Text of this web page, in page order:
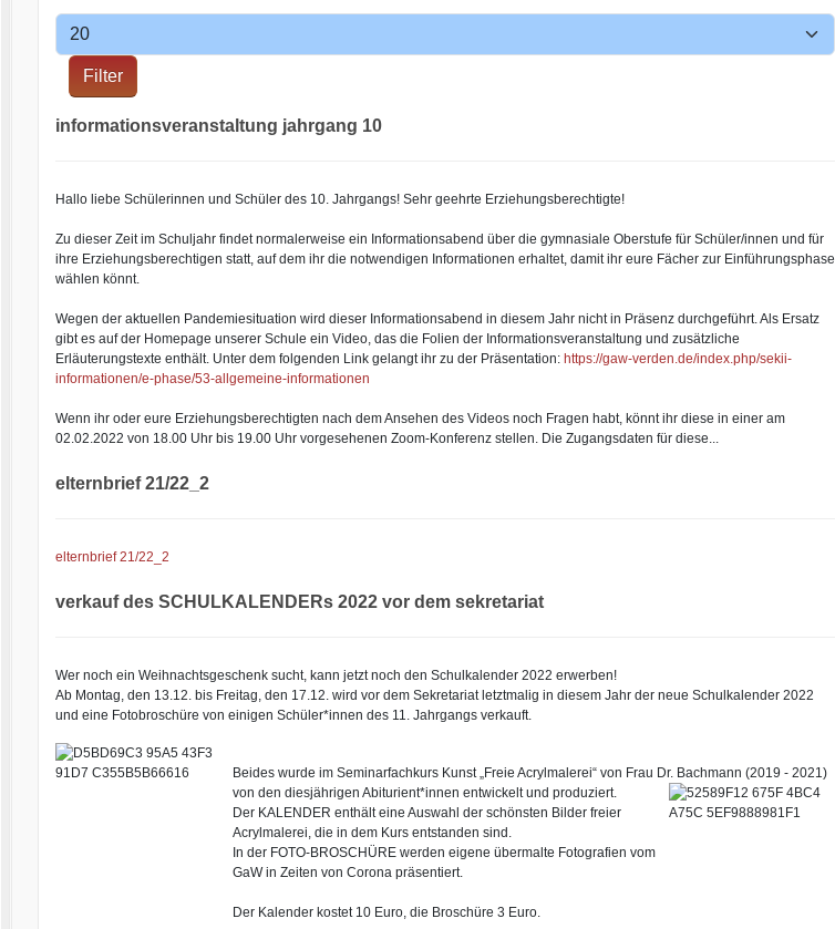
Filter
informationsveranstaltung jahrgang 10
Hallo liebe Schülerinnen und Schüler des 10. Jahrgangs! Sehr geehrte Erziehungsberechtigte!
Zu dieser Zeit im Schuljahr findet normalerweise ein Informationsabend über die gymnasiale Oberstufe für Schüler/innen und für
ihre Erziehungsberechtigen statt, auf dem ihr die notwendigen Informationen erhaltet, damit ihr eure Fächer zur Einführungsphase
wählen könnt.
Wegen der aktuellen Pandemiesituation wird dieser Informationsabend in diesem Jahr nicht in Präsenz durchgeführt. Als Ersatz
gibt es auf der Homepage unserer Schule ein Video, das die Folien der Informationsveranstaltung und zusätzliche
Erläuterungstexte enthält. Unter dem folgenden Link gelangt ihr zu der Präsentation: https://gaw-verden.de/index.php/sekii-
informationen/e-phase/53-allgemeine-informationen
Wenn ihr oder eure Erziehungsberechtigten nach dem Ansehen des Videos noch Fragen habt, könnt ihr diese in einer am
02.02.2022 von 18.00 Uhr bis 19.00 Uhr vorgesehenen Zoom-Konferenz stellen. Die Zugangsdaten für diese...
elternbrief 21/22_2
elternbrief 21/22_2
verkauf des SCHULKALENDERs 2022 vor dem sekretariat
Wer noch ein Weihnachtsgeschenk sucht, kann jetzt noch den Schulkalender 2022 erwerben!
Ab Montag, den 13.12. bis Freitag, den 17.12. wird vor dem Sekretariat letztmalig in diesem Jahr der neue Schulkalender 2022
und eine Fotobroschüre von einigen Schüler*innen des 11. Jahrgangs verkauft.
Beides wurde im Seminarfachkurs Kunst „Freie Acrylmalerei“ von Frau Dr. Bachmann (2019 - 2021)
von den diesjährigen Abiturient*innen entwickelt und produziert.
Der KALENDER enthält eine Auswahl der schönsten Bilder freier
Acrylmalerei, die in dem Kurs entstanden sind.
In der FOTO-BROSCHÜRE werden eigene übermalte Fotografien vom
GaW in Zeiten von Corona präsentiert.
Der Kalender kostet 10 Euro, die Broschüre 3 Euro.